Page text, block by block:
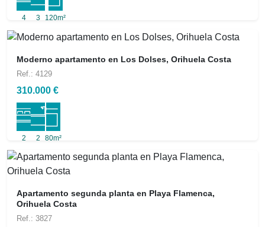
4 3 120m²
Moderno apartamento en Los Dolses, Orihuela Costa
Ref.: 4129
310.000 €
2 2 80m²
Apartamento segunda planta en Playa Flamenca,
Orihuela Costa
Ref.: 3827